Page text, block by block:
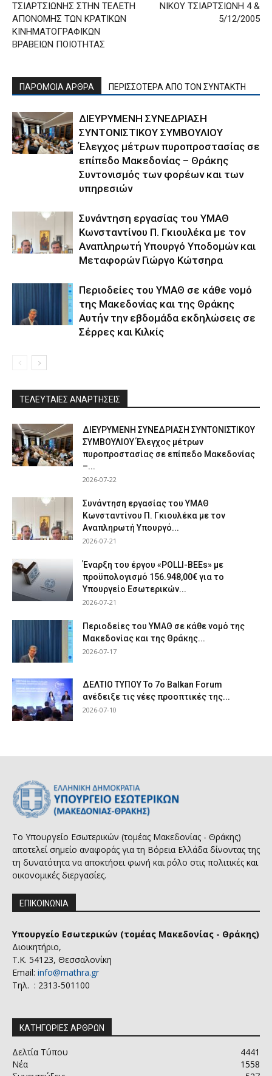
ΤΣΙΑΡΤΣΙΩΝΗΣ ΣΤΗΝ ΤΕΛΕΤΗ
ΑΠΟΝΟΜΗΣ ΤΩΝ ΚΡΑΤΙΚΩΝ
ΚΙΝΗΜΑΤΟΓΡΑΦΙΚΩΝ
ΒΡΑΒΕΙΩΝ ΠΟΙΟΤΗΤΑΣ
ΝΙΚΟΥ ΤΣΙΑΡΤΣΙΩΝΗ 4 &
5/12/2005
ΠΑΡΟΜΟΙΑ ΑΡΘΡΑ ΠΕΡΙΣΣΟΤΕΡΑ ΑΠΟ ΤΟΝ ΣΥΝΤΑΚΤΗ
ΔΙΕΥΡΥΜΕΝΗ ΣΥΝΕΔΡΙΑΣΗ
ΣΥΝΤΟΝΙΣΤΙΚΟΥ ΣΥΜΒΟΥΛΙΟΥ
Έλεγχος μέτρων πυροπροστασίας σε
επίπεδο Μακεδονίας – Θράκης
Συντονισμός των φορέων και των
υπηρεσιών
Συνάντηση εργασίας του ΥΜΑΘ
Κωνσταντίνου Π. Γκιουλέκα με τον
Αναπληρωτή Υπουργό Υποδομών και
Μεταφορών Γιώργο Κώτσηρα
Περιοδείες του ΥΜΑΘ σε κάθε νομό
της Μακεδονίας και της Θράκης
Αυτήν την εβδομάδα εκδηλώσεις σε
Σέρρες και Κιλκίς
ΤΕΛΕΥΤΑΙΕΣ ΑΝΑΡΤΗΣΕΙΣ
ΔΙΕΥΡΥΜΕΝΗ ΣΥΝΕΔΡΙΑΣΗ ΣΥΝΤΟΝΙΣΤΙΚΟΥ
ΣΥΜΒΟΥΛΙΟΥ Έλεγχος μέτρων
πυροπροστασίας σε επίπεδο Μακεδονίας
–...
2026-07-22
Συνάντηση εργασίας του ΥΜΑΘ
Κωνσταντίνου Π. Γκιουλέκα με τον
Αναπληρωτή Υπουργό...
2026-07-21
Έναρξη του έργου «POLLI-BEEs» με
προϋπολογισμό 156.948,00€ για το
Υπουργείο Εσωτερικών...
2026-07-21
Περιοδείες του ΥΜΑΘ σε κάθε νομό της
Μακεδονίας και της Θράκης...
2026-07-17
ΔΕΛΤΙΟ ΤΥΠΟΥ Το 7ο Balkan Forum
ανέδειξε τις νέες προοπτικές της...
2026-07-10
Το Υπουργείο Εσωτερικών (τομέας Μακεδονίας - Θράκης)
αποτελεί σημείο αναφοράς για τη Βόρεια Ελλάδα δίνοντας της
τη δυνατότητα να αποκτήσει φωνή και ρόλο στις πολιτικές και
οικονομικές διεργασίες.
ΕΠΙΚΟΙΝΩΝΙΑ
Υπουργείο Εσωτερικών (τομέας Μακεδονίας - Θράκης)
Διοικητήριο,
Τ.Κ. 54123, Θεσσαλονίκη
Email: info@mathra.gr
Τηλ. : 2313-501100
ΚΑΤΗΓΟΡΙΕΣ ΑΡΘΡΩΝ
Δελτία Τύπου
4441
Νέα
1558